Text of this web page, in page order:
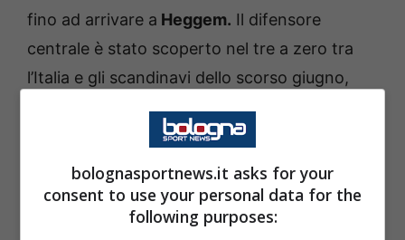
fino ad arrivare a Heggem. Il difensore
centrale è stato scoperto nel tre a zero tra
l’Italia e gli scandinavi dello scorso giugno,
passare al Bologna.
Il classe 1999 è stato protagonista di un inizio
di stagione da top player con pochissime
bolognasportnews.it asks for your
consent to use your personal data for the
following purposes: